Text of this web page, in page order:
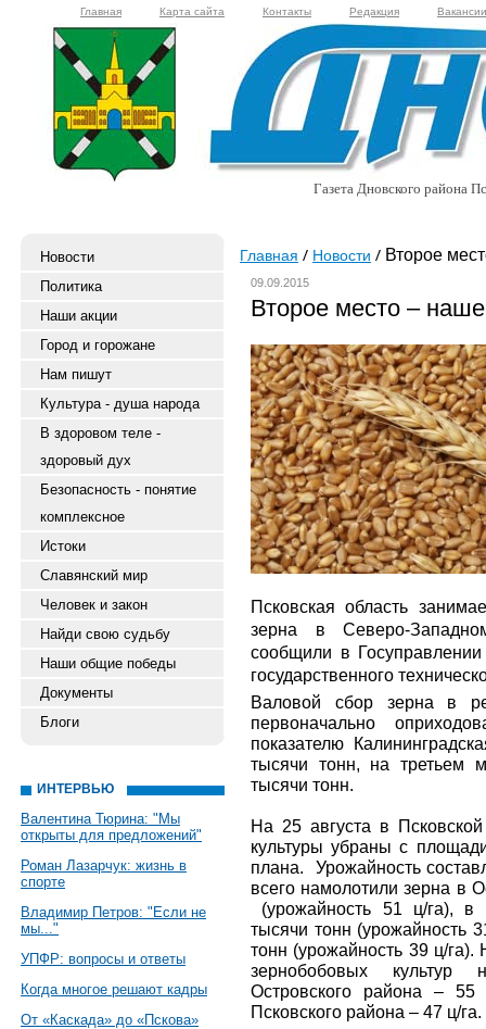
Главная Карта сайта Контакты Редакция Вакансии
Газета Дновского района
Новости
Политика
Наши акции
Город и горожане
Нам пишут
Культура - душа народа
В здоровом теле -
здоровый дух
Безопасность - понятие
комплексное
Истоки
Славянский мир
Человек и закон
Найди свою судьбу
Наши общие победы
Документы
Блоги
ИНТЕРВЬЮ
Валентина Тюрина: "Мы
открыты для предложений"
Роман Лазарчук: жизнь в
спорте
Владимир Петров: "Если не
мы..."
УПФР: вопросы и ответы
Когда многое решают кадры
От «Каскада» до «Пскова»
Главная Новости Второе
09.09.2015
Второе место –
Псковская область
зерна в Северо-
сообщили в Госуправлении
государственного
Валовой сбор зерна в
первоначально
показателю
тысячи тонн, на третьем
тысячи тонн.
На 25 августа в
культуры убраны с
плана. Урожайность
всего намолотили зерна в
(урожайность 51 ц/га), в
тысячи тонн (урожайность
тонн (урожайность 39 ц/
зернобобовых
Островского района –
Псковского района – 47 ц/га.